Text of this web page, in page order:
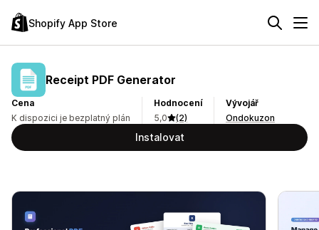
Shopify App Store
Receipt PDF Generator
Cena
K dispozici je bezplatný plán
Hodnocení
5,0
(2)
Vývojář
Ondokuzon
Instalovat